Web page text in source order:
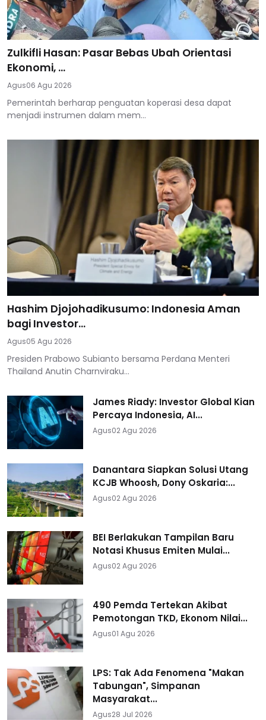
Zulkifli Hasan: Pasar Bebas Ubah Orientasi
Ekonomi, ...
Agus06 Agu 2026
Pemerintah berharap penguatan koperasi desa dapat
menjadi instrumen dalam mem...
Hashim Djojohadikusumo: Indonesia Aman
bagi Investor...
Agus05 Agu 2026
Presiden Prabowo Subianto bersama Perdana Menteri
Thailand Anutin Charnviraku...
James Riady: Investor Global Kian
Percaya Indonesia, AI...
Agus02 Agu 2026
Danantara Siapkan Solusi Utang
KCJB Whoosh, Dony Oskaria:...
Agus02 Agu 2026
BEI Berlakukan Tampilan Baru
Notasi Khusus Emiten Mulai...
Agus02 Agu 2026
490 Pemda Tertekan Akibat
Pemotongan TKD, Ekonom Nilai...
Agus01 Agu 2026
LPS: Tak Ada Fenomena "Makan
Tabungan", Simpanan
Masyarakat...
Agus28 Jul 2026